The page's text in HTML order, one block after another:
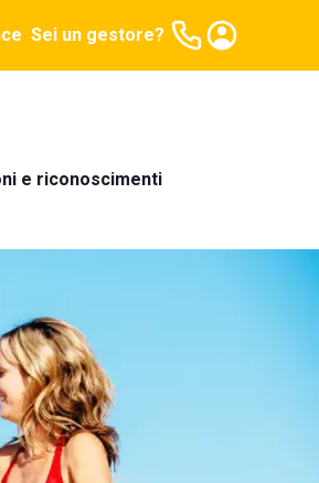
Sei un gestore?
e riconoscimenti